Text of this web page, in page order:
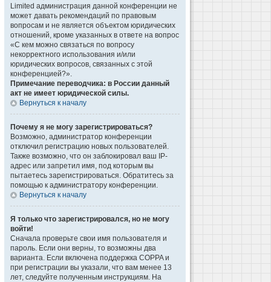
Limited администрация данной конференции не
может давать рекомендаций по правовым
вопросам и не является объектом юридических
отношений, кроме указанных в ответе на вопрос
«С кем можно связаться по вопросу
некорректного использования и/или
юридических вопросов, связанных с этой
конференцией?».
Примечание переводчика: в России данный
акт не имеет юридической силы.
Вернуться к началу
Почему я не могу зарегистрироваться?
Возможно, администратор конференции
отключил регистрацию новых пользователей.
Также возможно, что он заблокировал ваш IP-
адрес или запретил имя, под которым вы
пытаетесь зарегистрироваться. Обратитесь за
помощью к администратору конференции.
Вернуться к началу
Я только что зарегистрировался, но не могу
войти!
Сначала проверьте свои имя пользователя и
пароль. Если они верны, то возможны два
варианта. Если включена поддержка COPPA и
при регистрации вы указали, что вам менее 13
лет, следуйте полученным инструкциям. На